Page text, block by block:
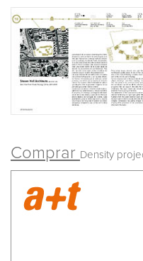
Comprar Density